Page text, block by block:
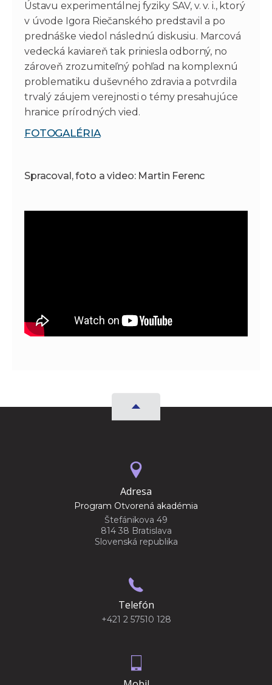
Ústavu experimentálnej fyziky SAV, v. v. i., ktorý
v úvode Igora Riečanského predstavil a po
prednáške viedol následnú diskusiu. Marcová
vedecká kaviareň tak priniesla odborný, no
zároveň zrozumiteľný pohľad na komplexnú
problematiku duševného zdravia a potvrdila
trvalý záujem verejnosti o témy presahujúce
hranice prírodných vied.
FOTOGALÉRIA
Spracoval, foto a video: Martin Ferenc
Adresa
Program Otvorená akadémia
Štefánikova 49
814 38 Bratislava
Slovenská republika
Telefón
+421 2 57510 128